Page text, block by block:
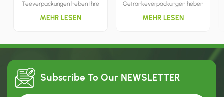
Teeverpackungen heben Ihre
Marketing und Vertrieb. Das
Ihnen eine größere Auswahl an
MEHR LESEN
Getränkeverpackungen heben
wirkungsvoll hervor und eignen
Einzelhandelsgeschäfte,
MEHR LESEN
Subscribe To Our NEWSLETTER